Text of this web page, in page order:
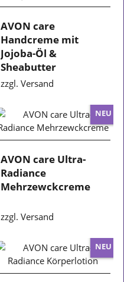
AVON care
Handcreme mit
Jojoba-Öl &
Sheabutter
zzgl. Versand
NEU
AVON care Ultra-
Radiance
Mehrzewckcreme
zzgl. Versand
NEU